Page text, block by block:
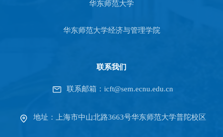
华东师范大学
华东师范大学经济与管理学院
联系我们
联系邮箱：icft@sem.ecnu.edu.cn
地址：上海市中山北路3663号华东师范大学普陀校区